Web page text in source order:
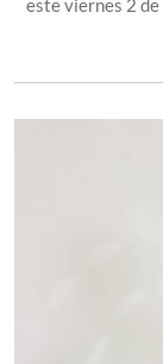
este viernes 2